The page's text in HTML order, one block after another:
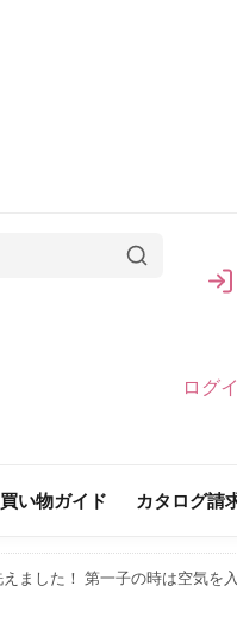
ログ
買い物ガイド カタログ請
ました！ 第一子の時は空気を